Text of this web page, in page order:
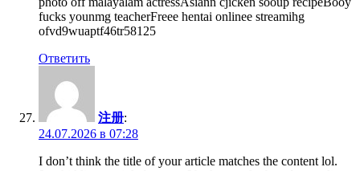
fucks younmg teacherFreee hentai onlinee streamihg
ofvd9wuaptf46tr58125
Ответить
注册:
24.07.2026 в 07:28
I don’t think the title of your article matches the content lol.